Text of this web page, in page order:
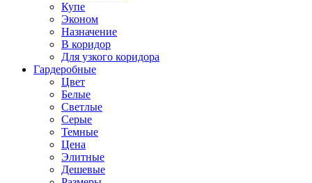
Купе
Эконом
Назначение
В коридор
Для узкого коридора
Гардеробные
Цвет
Белые
Светлые
Серые
Темные
Цена
Элитные
Дешевые